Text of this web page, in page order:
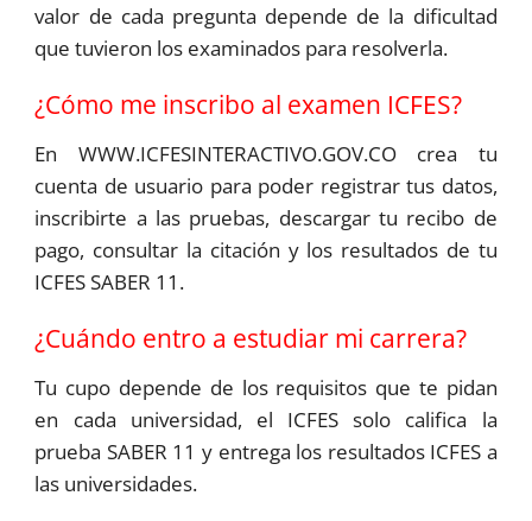
valor de cada pregunta depende de la dificultad
que tuvieron los examinados para resolverla.
¿Cómo me inscribo al examen ICFES?
En WWW.ICFESINTERACTIVO.GOV.CO crea tu
cuenta de usuario para poder registrar tus datos,
inscribirte a las pruebas, descargar tu recibo de
pago, consultar la citación y los resultados de tu
ICFES SABER 11.
¿Cuándo entro a estudiar mi carrera?
Tu cupo depende de los requisitos que te pidan
en cada universidad, el ICFES solo califica la
prueba SABER 11 y entrega los resultados ICFES a
las universidades.